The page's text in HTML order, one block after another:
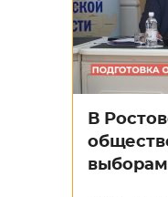
В
выборам